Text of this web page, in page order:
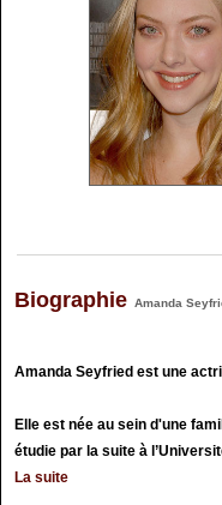
Biographie Amanda
Amanda Seyfried est une
Elle est née au sein d'une
étudie par la suite à
La suite